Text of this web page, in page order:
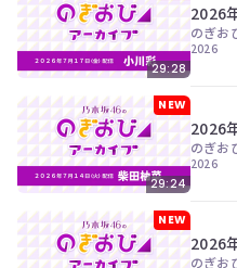
す。
今
す
ぐ
会
員
登
29:28
2026
のぎお
2026
NEW
29:24
2026
のぎお
2026
NEW
2026
のぎお